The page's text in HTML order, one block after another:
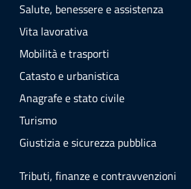
Salute, benessere e assistenza
Vita lavorativa
Mobilità e trasporti
Catasto e urbanistica
Anagrafe e stato civile
Turismo
Giustizia e sicurezza pubblica
Tributi, finanze e contravvenzioni